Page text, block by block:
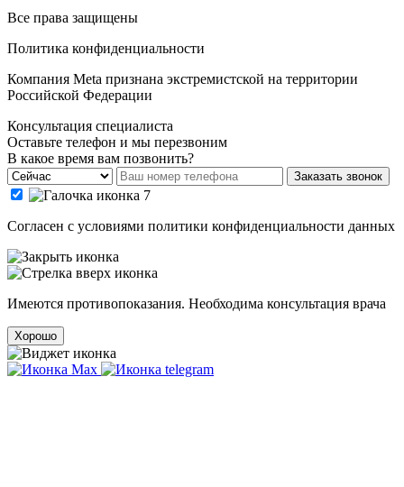
Все права защищены
Политика конфиденциальности
Компания Meta признана экстремистской на территории
Российской Федерации
Консультация специалиста
Оставьте телефон и мы перезвоним
В какое время вам позвонить?
Заказать звонок
Cогласен с условиями политики конфиденциальности данных
Имеются противопоказания. Необходима консультация врача
Хорошо